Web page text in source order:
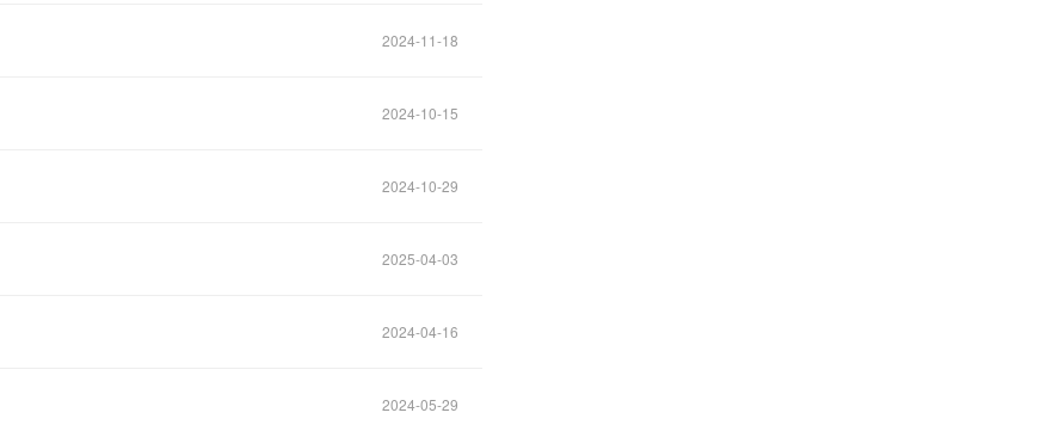
2024-11-18
2024-10-15
2024-10-29
2025-04-03
2024-04-16
2024-05-29